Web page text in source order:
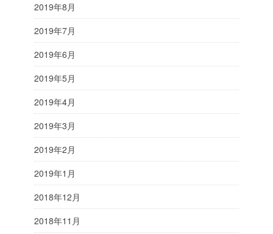
2019年8月
2019年7月
2019年6月
2019年5月
2019年4月
2019年3月
2019年2月
2019年1月
2018年12月
2018年11月